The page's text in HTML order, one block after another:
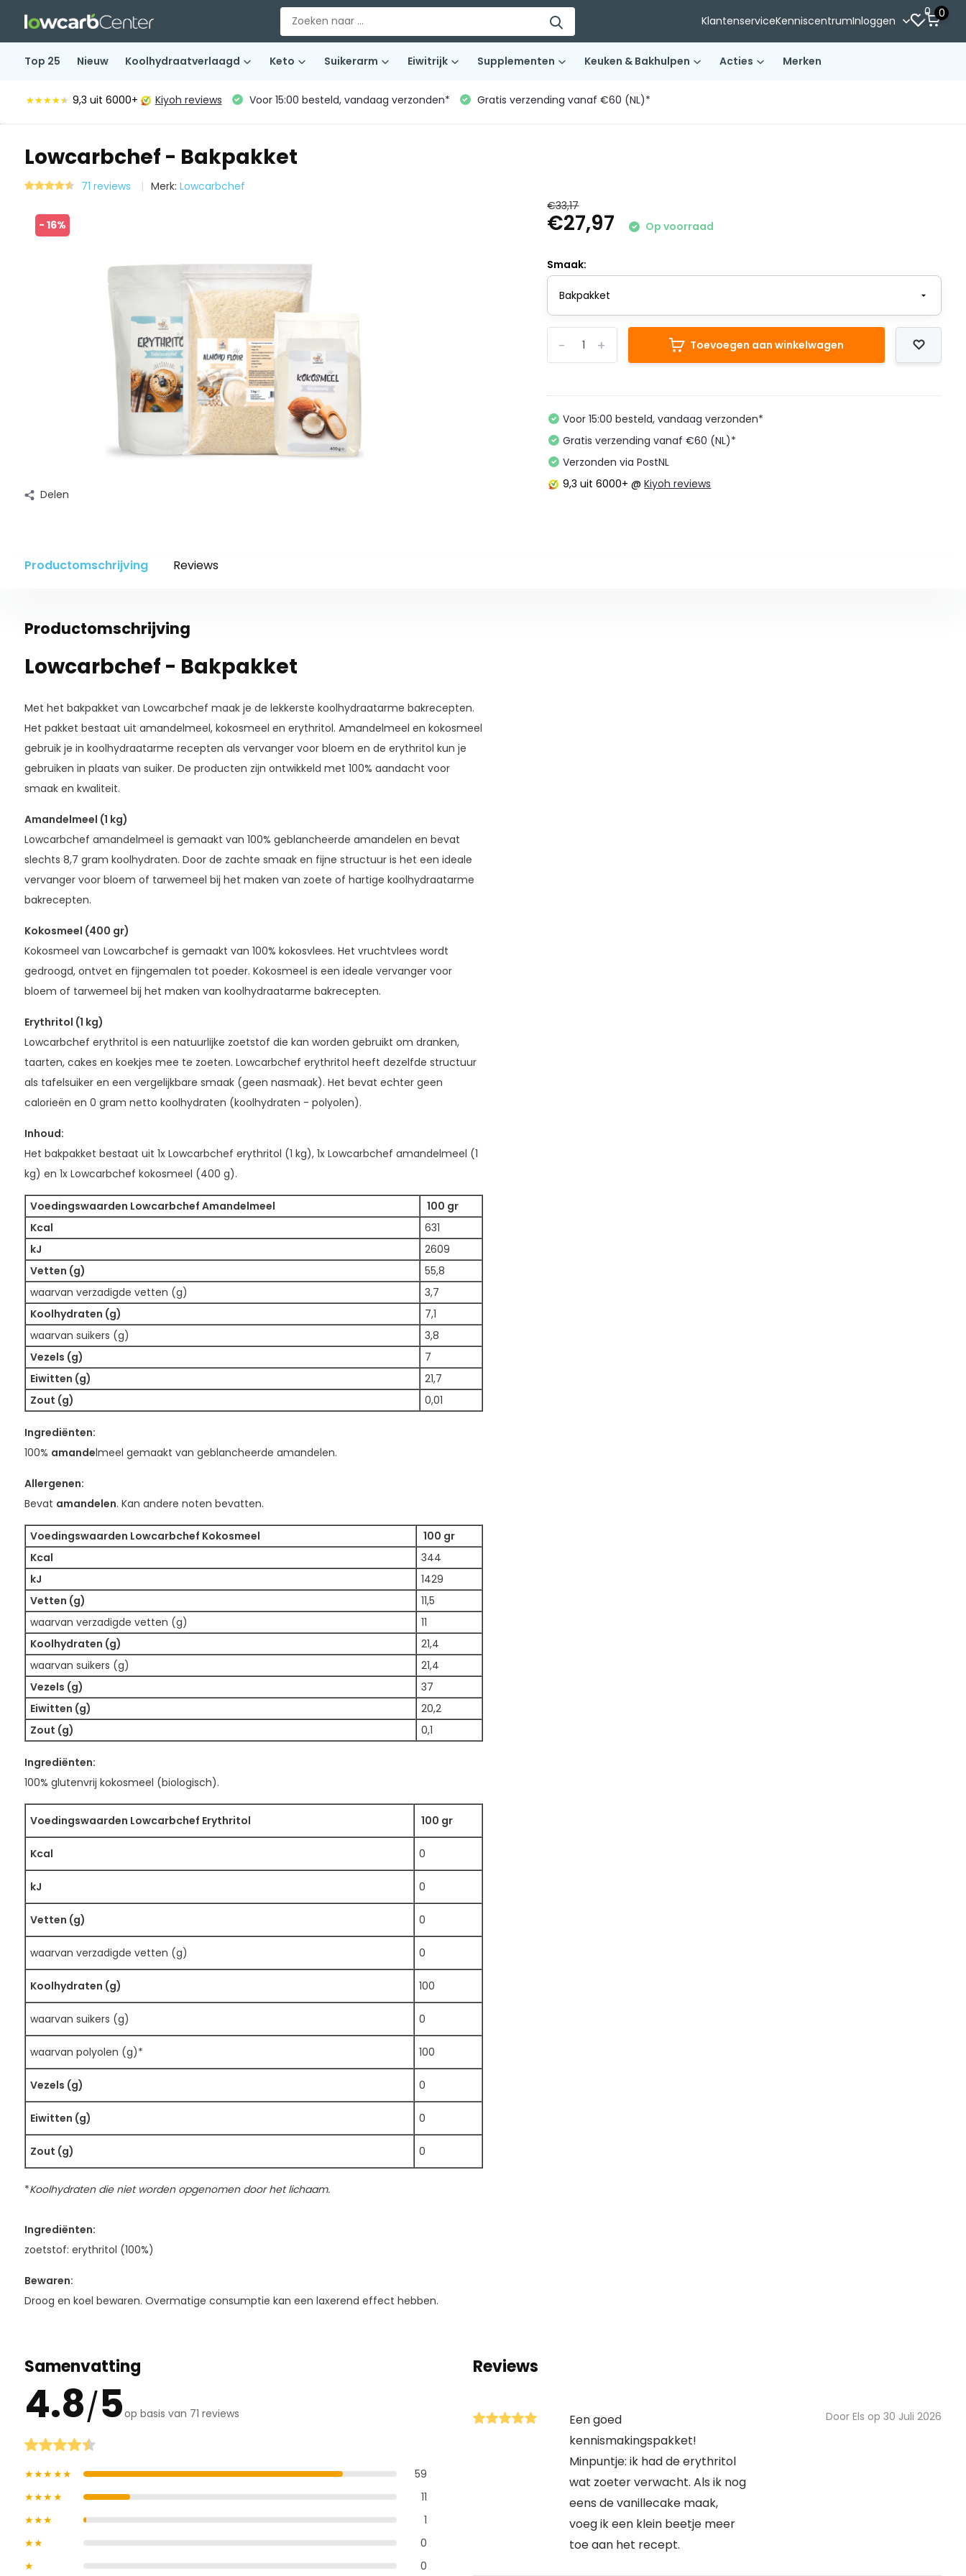
KlantenserviceKenniscentrumInloggen
0 0
Top 25 Nieuw Koolhydraatverlaagd Keto Suikerarm Eiwitrijk Supplementen Keuken & Bakhulpen Acties Merken
★★★★★
★★★★★ 9,3 uit 6000+ Kiyoh reviews Voor 15:00 besteld, vandaag verzonden* Gratis verzending vanaf €60 (NL)*
Lowcarbchef - Bakpakket
71 reviews Merk: Lowcarbchef
- 16%
Delen
€33,17
€27,97 Op voorraad
Smaak:
+
- Toevoegen aan winkelwagen
Voor 15:00 besteld, vandaag verzonden*
Gratis verzending vanaf €60 (NL)*
Verzonden via PostNL
9,3 uit 6000+ @Kiyoh reviews
Productomschrijving Reviews
Productomschrijving
Lowcarbchef - Bakpakket
Met het bakpakket van Lowcarbchef maak je de lekkerste koolhydraatarme bakrecepten.
Het pakket bestaat uit amandelmeel, kokosmeel en erythritol. Amandelmeel en kokosmeel
gebruik je in koolhydraatarme recepten als vervanger voor bloem en de erythritol kun je
gebruiken in plaats van suiker. De producten zijn ontwikkeld met 100% aandacht voor
smaak en kwaliteit.
Amandelmeel (1 kg)
Lowcarbchef amandelmeel is gemaakt van 100% geblancheerde amandelen en bevat
slechts 8,7 gram koolhydraten. Door de zachte smaak en fijne structuur is het een ideale
vervanger voor bloem of tarwemeel bij het maken van zoete of hartige koolhydraatarme
bakrecepten.
Kokosmeel (400 gr)
Kokosmeel van Lowcarbchef is gemaakt van 100% kokosvlees. Het vruchtvlees wordt
gedroogd, ontvet en fijngemalen tot poeder. Kokosmeel is een ideale vervanger voor
bloem of tarwemeel bij het maken van koolhydraatarme bakrecepten.
Erythritol (1 kg)
Lowcarbchef erythritol is een natuurlijke zoetstof die kan worden gebruikt om dranken,
taarten, cakes en koekjes mee te zoeten. Lowcarbchef erythritol heeft dezelfde structuur
als tafelsuiker en een vergelijkbare smaak (geen nasmaak). Het bevat echter geen
calorieën en 0 gram netto koolhydraten (koolhydraten - polyolen).
Inhoud:
Het bakpakket bestaat uit 1x Lowcarbchef erythritol (1 kg), 1x Lowcarbchef amandelmeel (1
kg) en 1x Lowcarbchef kokosmeel (400 g).
Voedingswaarden Lowcarbchef Amandelmeel
100 gr
Kcal
631
kJ
2609
Vetten (g)
55,8
waarvan verzadigde vetten (g)
3,7
Koolhydraten (g)
7,1
waarvan suikers (g)
3,8
Vezels (g)
7
Eiwitten (g)
21,7
Zout (g)
0,01
Ingrediënten:
100% amandelmeel gemaakt van geblancheerde amandelen.
Allergenen:
Bevat amandelen. Kan andere noten bevatten.
Voedingswaarden Lowcarbchef Kokosmeel
100 gr
Kcal
344
kJ
1429
Vetten (g)
11,5
waarvan verzadigde vetten (g)
11
Koolhydraten (g)
21,4
waarvan suikers (g)
21,4
Vezels (g)
37
Eiwitten (g)
20,2
Zout (g)
0,1
Ingrediënten:
100% glutenvrij kokosmeel (biologisch).
Voedingswaarden Lowcarbchef Erythritol 100 gr
Kcal 0
kJ 0
Vetten (g) 0
waarvan verzadigde vetten (g) 0
Koolhydraten (g) 100
waarvan suikers (g) 0
waarvan polyolen (g)* 100
Vezels (g) 0
Eiwitten (g) 0
Zout (g) 0
*Koolhydraten die niet worden opgenomen door het lichaam.
Ingrediënten:
zoetstof: erythritol (100%)
Bewaren:
Droog en koel bewaren. Overmatige consumptie kan een laxerend effect hebben.
Samenvatting
4.8/5op basis van 71 reviews
★★★★★
59
★★★★
11
★★★
1
★★
0
★
0
Reviews
Een goed
kennismakingspakket!
Minpuntje: ik had de erythritol
wat zoeter verwacht. Als ik nog
eens de vanillecake maak,
voeg ik een klein beetje meer
toe aan het recept.
Door Els op 30 Juli 2026